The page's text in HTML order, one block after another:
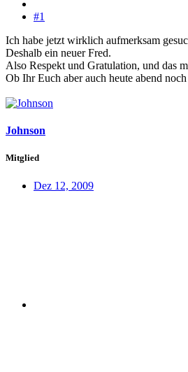
#1
Ich habe jetzt wirklich aufmerksam
Deshalb ein neuer Fred.
Also Respekt und Gratulation, und das
Ob Ihr Euch aber auch heute abend
Johnson
Mitglied
Dez 12, 2009